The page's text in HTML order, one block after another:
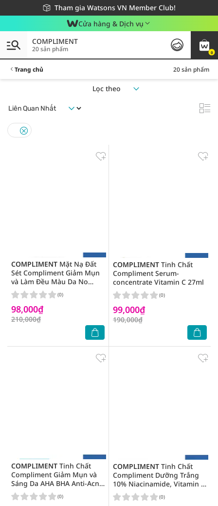
Tham gia Watsons VN Member Club!
Miễn phí giao hàng cho đơn hàng từ 249,000Đ
Giao hàng nhanh 24h - Áp dụng khu vực TP. Hồ Chí Minh
Cửa hàng & Dịch vụ
0
COMPLIMENT
20 sản phẩm
Trang chủ 20 sản phẩm
Lọc theo
COMPLIMENT Mặt Nạ Đất
Sét Compliment Giảm Mụn
và Làm Đều Màu Da No
Problem with AHA and
Green Clay 80ml
98,000₫
210,000₫
(0)
COMPLIMENT Tinh Chất
Compliment Serum-
concentrate Vitamin C 27ml
99,000₫
190,000₫
(0)
COMPLIMENT Tinh Chất
Compliment Giảm Mụn và
Sáng Da AHA BHA Anti-Acne
Serum 27ml
(0)
COMPLIMENT Tinh Chất
Compliment Dưỡng Trắng
10% Niacinamide, Vitamin C
& Tranexamic Acid Serum
27ml
(0)